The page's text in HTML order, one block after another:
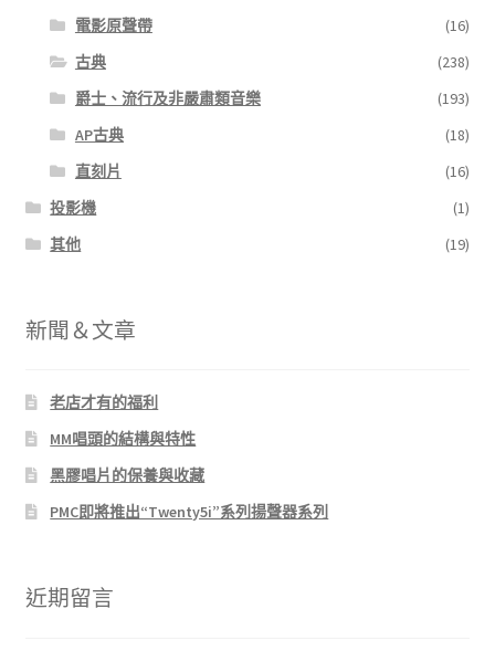
電影原聲帶
(16)
古典
(238)
爵士、流行及非嚴肅類音樂
(193)
AP古典
(18)
直刻片
(16)
投影機
(1)
其他
(19)
新聞＆文章
老店才有的福利
MM唱頭的結構與特性
黑膠唱片的保養與收藏
PMC即將推出“Twenty5i”系列揚聲器系列
近期留言